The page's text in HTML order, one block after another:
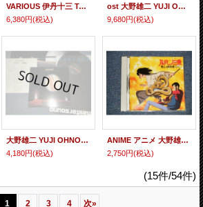
VARIOUS 伊丹十三 TAMI JUZO, 大野雄二 YUJI OHNO - みんなでカンツォーネを聴きながらスパゲッティを食べよう (wITH bonus "sticker") (SEALED) / 2002 JAPAN ORIGINAL "BRAND NEW SEALED" CD
6,380円(税込)
ost 大野雄二 YUJI OHNO - A) 犬笛のテーマ B) ウエイブリット (Ex++/MINT-) / 1978 JAPAN ORIGINAL "WHITE LABEL PROMO" Used 7" Single
9,680円(税込)
大野雄二 YUJI OHNO - コスモス COSMOS (Ex++/MINT) / 1981 JAPAN ORIGINAL "With POSTER" Used LP
4,180円(税込)
ANIME アニメ 大野雄二 YUJI OHNO - ルパン三世 燃えよ斬鉄剣 LUPIN III the 3rd / Burn Zantetsuken (MINT/MINT) / 1994 JAPAN ORIGINAL Used CD
2,750円(税込)
(15件/54件)
1 2 3 4 次»